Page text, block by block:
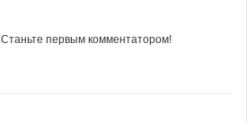
Станьте первым комментатором!